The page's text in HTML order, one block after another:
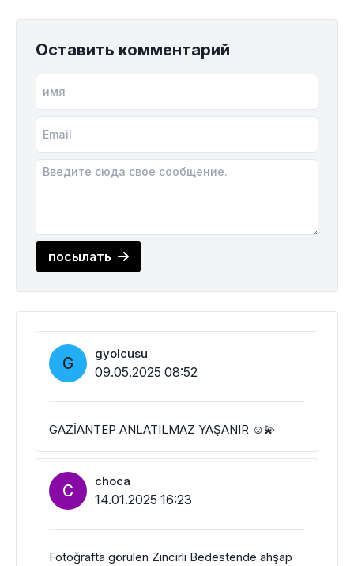
Оставить комментарий
посылать
G gyolcusu
09.05.2025 08:52
GAZİANTEP ANLATILMAZ YAŞANIR ☺️💫
C choca
14.01.2025 16:23
Fotoğrafta görülen Zincirli Bedestende ahşap